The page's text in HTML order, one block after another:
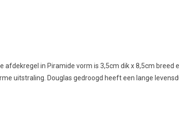
in Piramide vorm is 3,5cm dik x 8,5cm breed
uitstraling. Douglas gedroogd heeft een lange